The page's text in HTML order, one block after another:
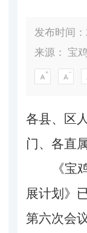
发布时间
来源： 宝
各县、区
门、各直
《宝
展计划》
第六次会